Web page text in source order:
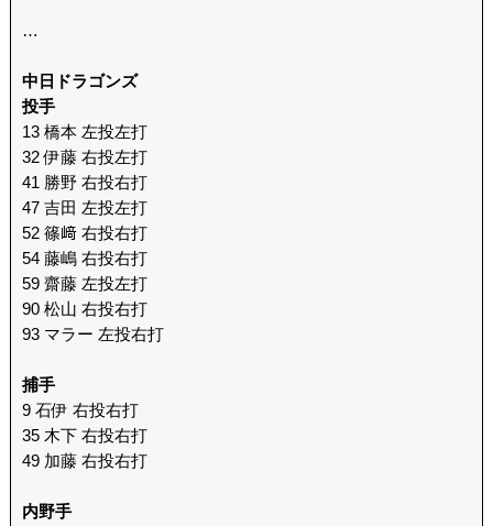
…
中日ドラゴンズ
投手
13 橋本 左投左打
32 伊藤 右投左打
41 勝野 右投右打
47 吉田 左投左打
52 篠﨑 右投右打
54 藤嶋 右投右打
59 齋藤 左投左打
90 松山 右投右打
93 マラー 左投右打
捕手
9 石伊 右投右打
35 木下 右投右打
49 加藤 右投右打
内野手